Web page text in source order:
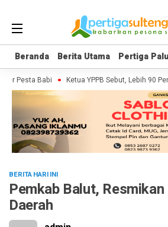
Beranda Berita Utama Pertiga Palu
Beranda Berita Utama Pertiga Palu
Pesta Babi Ketua YPPB Sebut, Lebih 90
BERITA HARI INI
Pemkab Balut,
Daerah